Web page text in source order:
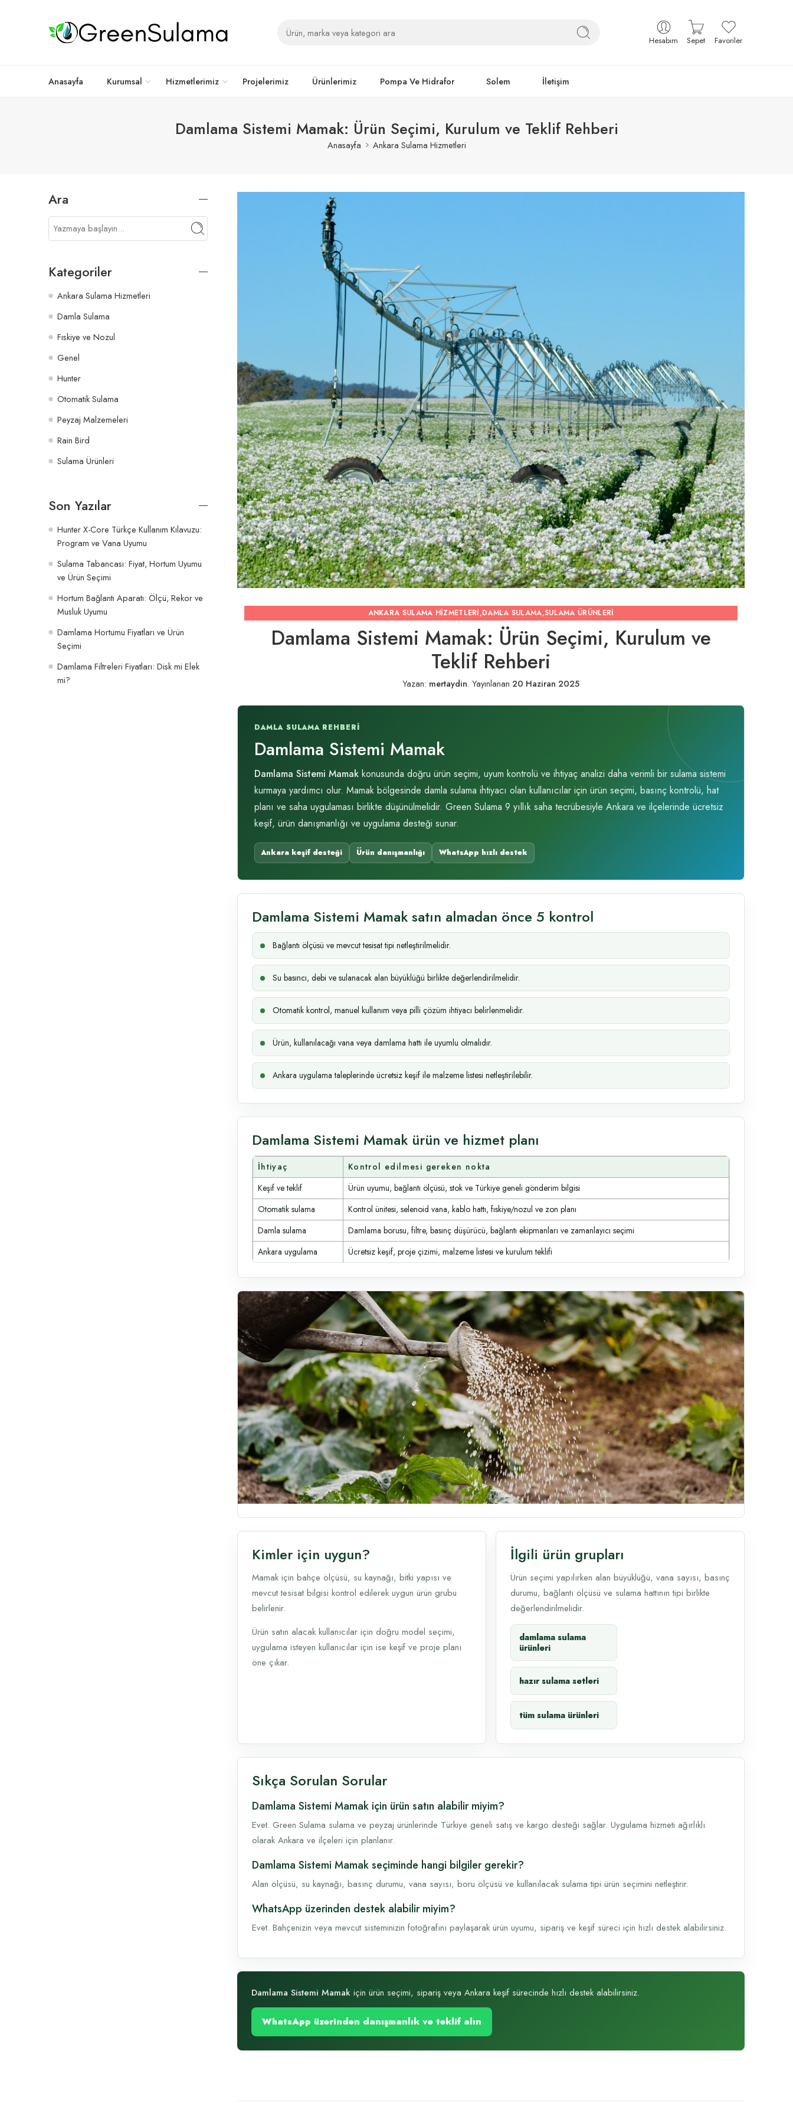
Hesabım Sepet Favoriler
Anasayfa Kurumsal Hizmetlerimiz Projelerimiz Ürünlerimiz Pompa Ve Hidrafor Solem İletişim
Damlama Sistemi Mamak: Ürün Seçimi, Kurulum ve Teklif Rehberi
Anasayfa Ankara Sulama Hizmetleri
ANKARA SULAMA HIZMETLERI,DAMLA SULAMA,SULAMA ÜRÜNLERI
Damlama Sistemi Mamak: Ürün Seçimi, Kurulum ve
Teklif Rehberi
Yazan: mertaydin. Yayınlanan 20 Haziran 2025
DAMLA SULAMA REHBERI
Damlama Sistemi Mamak
Damlama Sistemi Mamak konusunda doğru ürün seçimi, uyum kontrolü ve ihtiyaç analizi daha verimli bir sulama sistemi
kurmaya yardımcı olur. Mamak bölgesinde damla sulama ihtiyacı olan kullanıcılar için ürün seçimi, basınç kontrolü, hat
planı ve saha uygulaması birlikte düşünülmelidir. Green Sulama 9 yıllık saha tecrübesiyle Ankara ve ilçelerinde ücretsiz
keşif, ürün danışmanlığı ve uygulama desteği sunar.
Ankara keşif desteği Ürün danışmanlığı WhatsApp hızlı destek
Damlama Sistemi Mamak satın almadan önce 5 kontrol
Bağlantı ölçüsü ve mevcut tesisat tipi netleştirilmelidir.
Su basıncı, debi ve sulanacak alan büyüklüğü birlikte değerlendirilmelidir.
Otomatik kontrol, manuel kullanım veya pilli çözüm ihtiyacı belirlenmelidir.
Ürün, kullanılacağı vana veya damlama hattı ile uyumlu olmalıdır.
Ankara uygulama taleplerinde ücretsiz keşif ile malzeme listesi netleştirilebilir.
Damlama Sistemi Mamak ürün ve hizmet planı
İhtiyaç
Kontrol edilmesi gereken nokta
Keşif ve teklif
Ürün uyumu, bağlantı ölçüsü, stok ve Türkiye geneli gönderim bilgisi
Otomatik sulama
Kontrol ünitesi, selenoid vana, kablo hattı, fıskiye/nozul ve zon planı
Damla sulama
Damlama borusu, filtre, basınç düşürücü, bağlantı ekipmanları ve zamanlayıcı seçimi
Ankara uygulama
Ücretsiz keşif, proje çizimi, malzeme listesi ve kurulum teklifi
Kimler için uygun?
Mamak için bahçe ölçüsü, su kaynağı, bitki yapısı ve
mevcut tesisat bilgisi kontrol edilerek uygun ürün grubu
belirlenir.
Ürün satın alacak kullanıcılar için doğru model seçimi,
uygulama isteyen kullanıcılar için ise keşif ve proje planı
öne çıkar.
İlgili ürün grupları
Ürün seçimi yapılırken alan büyüklüğü, vana sayısı, basınç
durumu, bağlantı ölçüsü ve sulama hattının tipi birlikte
değerlendirilmelidir.
damlama sulama
ürünleri
hazır sulama setleri
tüm sulama ürünleri
Sıkça Sorulan Sorular
Damlama Sistemi Mamak için ürün satın alabilir miyim?
Evet. Green Sulama sulama ve peyzaj ürünlerinde Türkiye geneli satış ve kargo desteği sağlar. Uygulama hizmeti ağırlıklı
olarak Ankara ve ilçeleri için planlanır.
Damlama Sistemi Mamak seçiminde hangi bilgiler gerekir?
Alan ölçüsü, su kaynağı, basınç durumu, vana sayısı, boru ölçüsü ve kullanılacak sulama tipi ürün seçimini netleştirir.
WhatsApp üzerinden destek alabilir miyim?
Evet. Bahçenizin veya mevcut sisteminizin fotoğrafını paylaşarak ürün uyumu, sipariş ve keşif süreci için hızlı destek alabilirsiniz.
Damlama Sistemi Mamak için ürün seçimi, sipariş veya Ankara keşif sürecinde hızlı destek alabilirsiniz.
WhatsApp üzerinden danışmanlık ve teklif alın
Ara
Kategoriler
Ankara Sulama Hizmetleri
Damla Sulama
Fıskiye ve Nozul
Genel
Hunter
Otomatik Sulama
Peyzaj Malzemeleri
Rain Bird
Sulama Ürünleri
Son Yazılar
Hunter X-Core Türkçe Kullanım Kılavuzu:
Program ve Vana Uyumu
Sulama Tabancası: Fiyat, Hortum Uyumu
ve Ürün Seçimi
Hortum Bağlantı Aparatı: Ölçü, Rekor ve
Musluk Uyumu
Damlama Hortumu Fiyatları ve Ürün
Seçimi
Damlama Filtreleri Fiyatları: Disk mi Elek
mi?